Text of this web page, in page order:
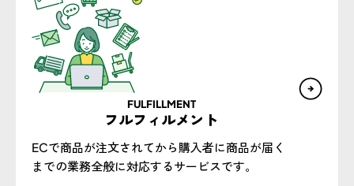
FULFILLMENT
フルフィルメント
ECで商品が注文されてから購入者に商品が届く
までの業務全般に対応するサービスです。